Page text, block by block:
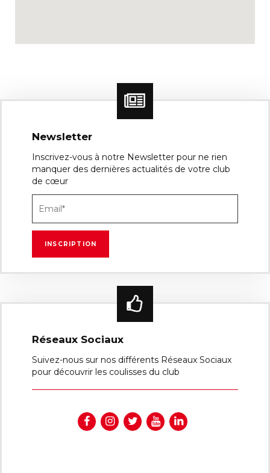
Newsletter
Inscrivez-vous à notre Newsletter pour ne rien
manquer des dernières actualités de votre club
de cœur
Réseaux Sociaux
Suivez-nous sur nos différents Réseaux Sociaux
pour découvrir les coulisses du club